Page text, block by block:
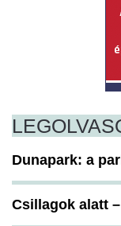
Dunapark: a
Csillagok alatt